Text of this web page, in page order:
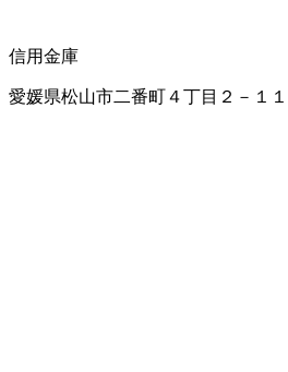
信用金庫
愛媛県松山市二番町４丁目２－１１